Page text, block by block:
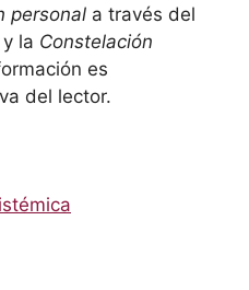
personal a través del
y la Constelación
es
del lector.